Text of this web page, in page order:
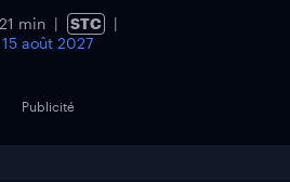
21 min
STC
15 août 2027
Publicité